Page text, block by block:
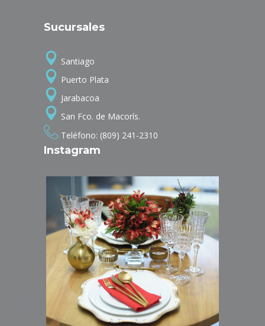
Sucursales
Santiago
Puerto Plata
Jarabacoa
San Fco. de Macorís.
Teléfono: (809) 241-2310
Instagram